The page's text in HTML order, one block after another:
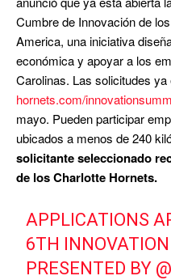
Cumbre de Innovación de
America, una iniciativa
económica y apoyar a los
Carolinas. Las solicitudes
hornets.com/
mayo. Pueden participar
ubicados a menos de 240
solicitante seleccionado
de los Charlotte Hornets.
APPLICATIONS
6TH
PRESENTED BY